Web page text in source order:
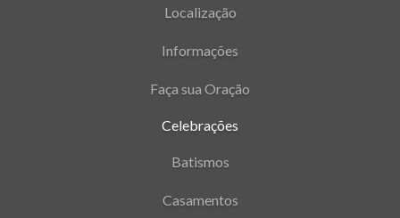
Localização
Informações
Faça sua Oração
Celebrações
Batismos
Casamentos